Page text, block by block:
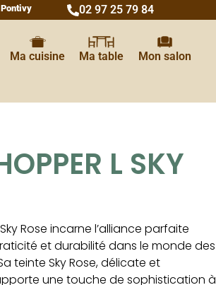
02 97 25 79 84
Ma cuisine Ma table
Mon salon
L SKY
Rose incarne l’alliance parfaite
et durabilité dans le monde des
teinte Sky Rose, délicate et
une touche de sophistication à